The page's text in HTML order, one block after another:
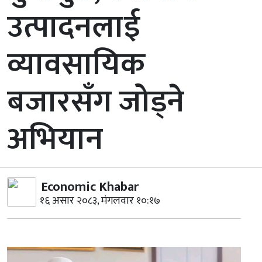
उत्पादनलाई
व्यावसायिक
बजारसँग जोड्ने
अभियान
Economic Khabar
१६ असार २०८३, मंगलवार १०:१७